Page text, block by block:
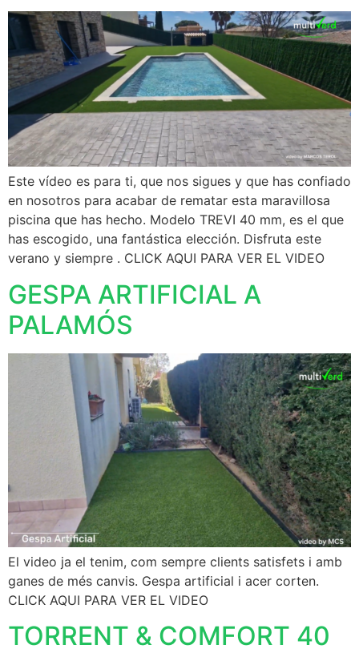
Este vídeo es para ti, que nos sigues y que has confiado
en nosotros para acabar de rematar esta maravillosa
piscina que has hecho. Modelo TREVI 40 mm, es el que
has escogido, una fantástica elección. Disfruta este
verano y siempre . CLICK AQUI PARA VER EL VIDEO
GESPA ARTIFICIAL A
PALAMÓS
El video ja el tenim, com sempre clients satisfets i amb
ganes de més canvis. Gespa artificial i acer corten.
CLICK AQUI PARA VER EL VIDEO
TORRENT & COMFORT 40